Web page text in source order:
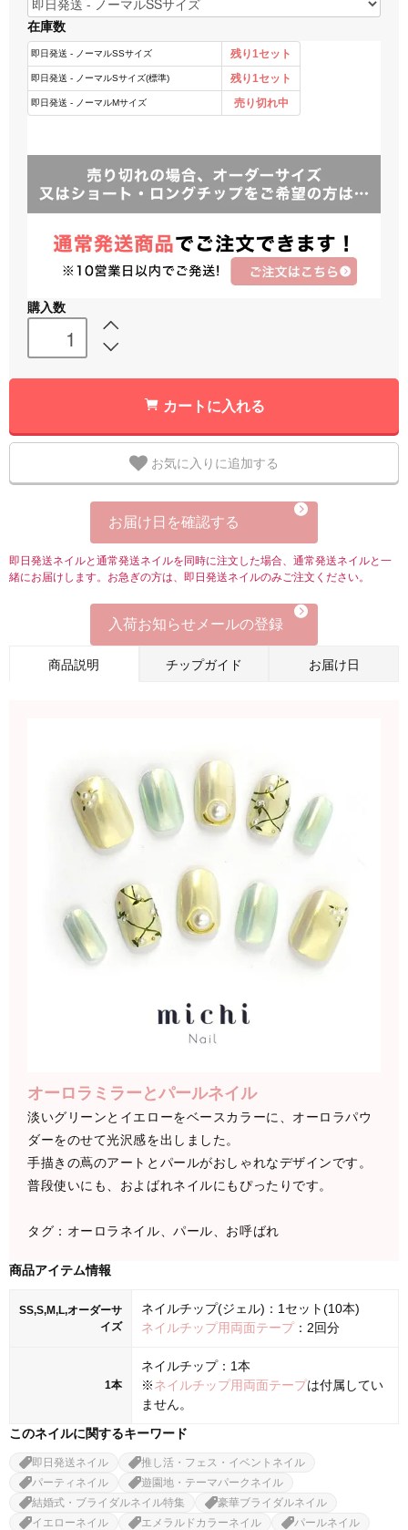
在庫数
購入数
カートに入れる
お気に入りに追加する
お届け日を確認する
即日発送ネイルと通常発送ネイルを同時に注文した場合、通常発送ネイルと一
緒にお届けします。お急ぎの方は、即日発送ネイルのみご注文ください。
入荷お知らせメールの登録
商品説明 チップガイド お届け日
オーロラミラーとパールネイル
淡いグリーンとイエローをベースカラーに、オーロラパウ
ダーをのせて光沢感を出しました。
手描きの蔦のアートとパールがおしゃれなデザインです。
普段使いにも、およばれネイルにもぴったりです。
タグ：オーロラネイル、パール、お呼ばれ
商品アイテム情報
SS,S,M,L,オーダーサ
イズ
ネイルチップ(ジェル)：1セット(10本)
ネイルチップ用両面テープ：2回分
1本
ネイルチップ：1本
※ネイルチップ用両面テープは付属してい
ません。
このネイルに関するキーワード
即日発送ネイル
推し活・フェス・イベントネイル
パーティネイル
遊園地・テーマパークネイル
結婚式・ブライダルネイル特集
豪華ブライダルネイル
イエローネイル
エメラルドカラーネイル パールネイル